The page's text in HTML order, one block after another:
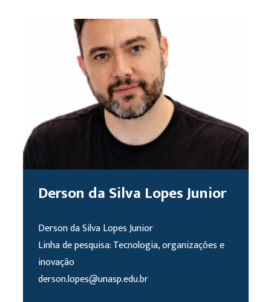
Derson da Silva Lopes Junior
Derson da Silva Lopes Junior
Linha de pesquisa: Tecnologia, organizações e
inovação
derson.lopes@unasp.edu.br